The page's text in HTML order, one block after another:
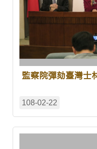
監察院彈劾臺灣士
108-02-22